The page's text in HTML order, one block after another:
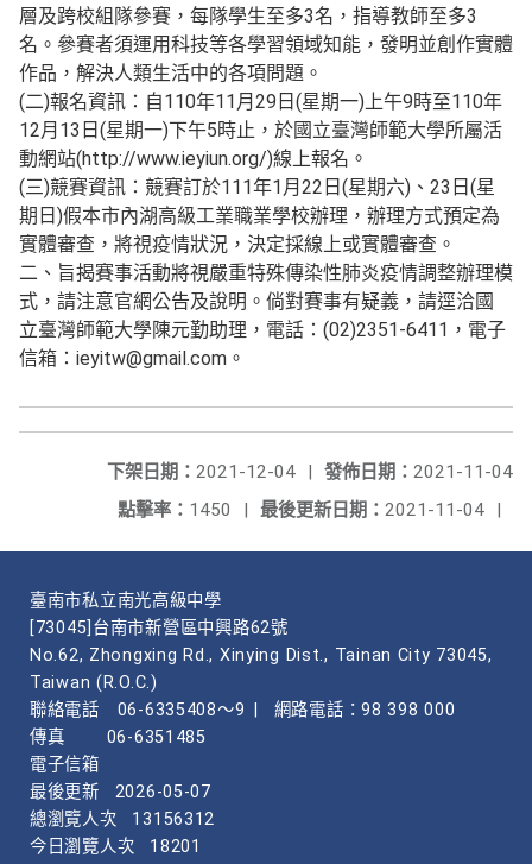
層及跨校組隊參賽，每隊學生至多3名，指導教師至多3
名。參賽者須運用科技等各學習領域知能，發明並創作實體
作品，解決人類生活中的各項問題。
(二)報名資訊：自110年11月29日(星期一)上午9時至110年
12月13日(星期一)下午5時止，於國立臺灣師範大學所屬活
動網站(http://www.ieyiun.org/)線上報名。
(三)競賽資訊：競賽訂於111年1月22日(星期六)、23日(星
期日)假本市內湖高級工業職業學校辦理，辦理方式預定為
實體審查，將視疫情狀況，決定採線上或實體審查。
二、旨揭賽事活動將視嚴重特殊傳染性肺炎疫情調整辦理模
式，請注意官網公告及說明。倘對賽事有疑義，請逕洽國
立臺灣師範大學陳元勤助理，電話：(02)2351-6411，電子
信箱：ieyitw@gmail.com。
發佈日期： 2021-11-04
下架日期： 2021-12-04
|
最後更新日期： 2021-11-04 |
點擊率： 1450 |
臺南市私立南光高級中學
[73045]台南市新營區中興路62號
No.62, Zhongxing Rd., Xinying Dist., Tainan City 73045,
Taiwan (R.O.C.)
聯絡電話
06-6335408～9
網路電話：98 398 000
傳真
06-6351485
電子信箱
最後更新
2026-05-07
總瀏覽人次
13156312
今日瀏覽人次
18201